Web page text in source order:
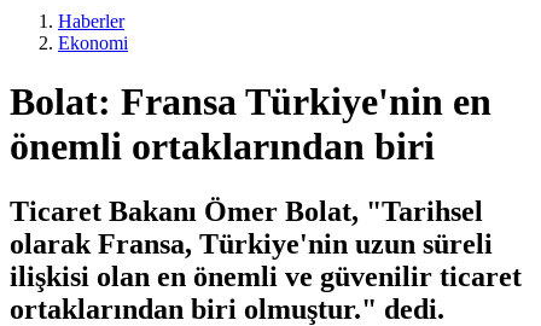
Haberler
Ekonomi
Bolat: Fransa Türkiye'nin en
önemli ortaklarından biri
Ticaret Bakanı Ömer Bolat, "Tarihsel
olarak Fransa, Türkiye'nin uzun süreli
ilişkisi olan en önemli ve güvenilir ticaret
ortaklarından biri olmuştur." dedi.